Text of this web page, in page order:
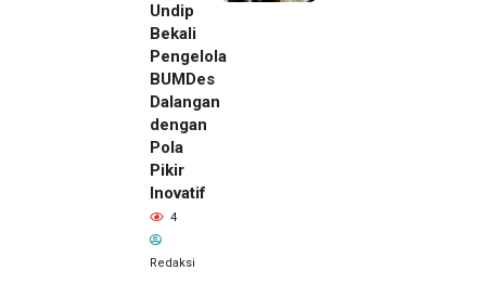
Undip
Bekali
Pengelola
BUMDes
Dalangan
dengan
Pola
Pikir
Inovatif
4
Redaksi
Pemilik
Royal
Phone